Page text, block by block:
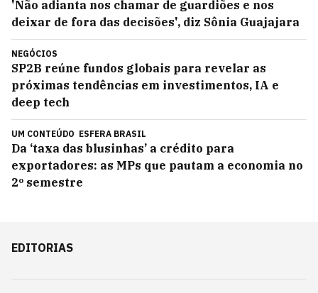
'Não adianta nos chamar de guardiões e nos
deixar de fora das decisões', diz Sônia Guajajara
NEGÓCIOS
SP2B reúne fundos globais para revelar as
próximas tendências em investimentos, IA e
deep tech
UM CONTEÚDO ESFERA BRASIL
Da ‘taxa das blusinhas’ a crédito para
exportadores: as MPs que pautam a economia no
2º semestre
EDITORIAS